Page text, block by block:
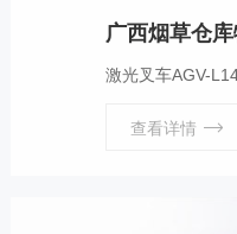
广西烟草仓
激光叉车AGV-
查看详情